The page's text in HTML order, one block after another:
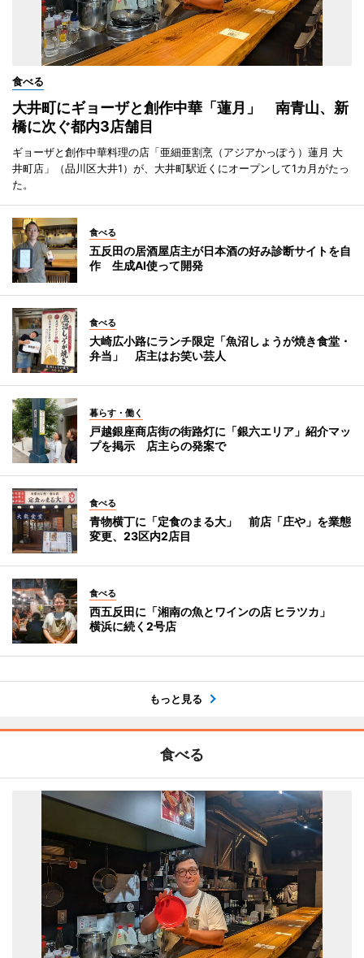
食べる
大井町にギョーザと創作中華「蓮月」 南青山、新
橋に次ぐ都内3店舗目
ギョーザと創作中華料理の店「亜細亜割烹（アジアかっぽう）蓮月 大
井町店」（品川区大井1）が、大井町駅近くにオープンして1カ月がたっ
た。
食べる
五反田の居酒屋店主が日本酒の好み診断サイトを自
作 生成AI使って開発
食べる
大崎広小路にランチ限定「魚沼しょうが焼き食堂・
弁当」 店主はお笑い芸人
暮らす・働く
戸越銀座商店街の街路灯に「銀六エリア」紹介マッ
プを掲示 店主らの発案で
食べる
青物横丁に「定食のまる大」 前店「庄や」を業態
変更、23区内2店目
食べる
西五反田に「湘南の魚とワインの店 ヒラツカ」
横浜に続く2号店
もっと見る
食べる